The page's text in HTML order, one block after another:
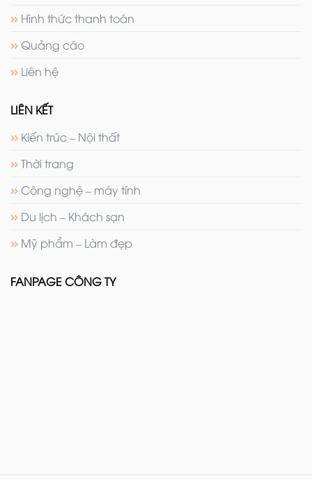
Hình thức thanh toán
Quảng cáo
Liên hệ
LIÊN KẾT
Kiến trúc – Nội thất
Thời trang
Công nghệ – máy tính
Du lịch – Khách sạn
Mỹ phẩm – Làm đẹp
FANPAGE CÔNG TY